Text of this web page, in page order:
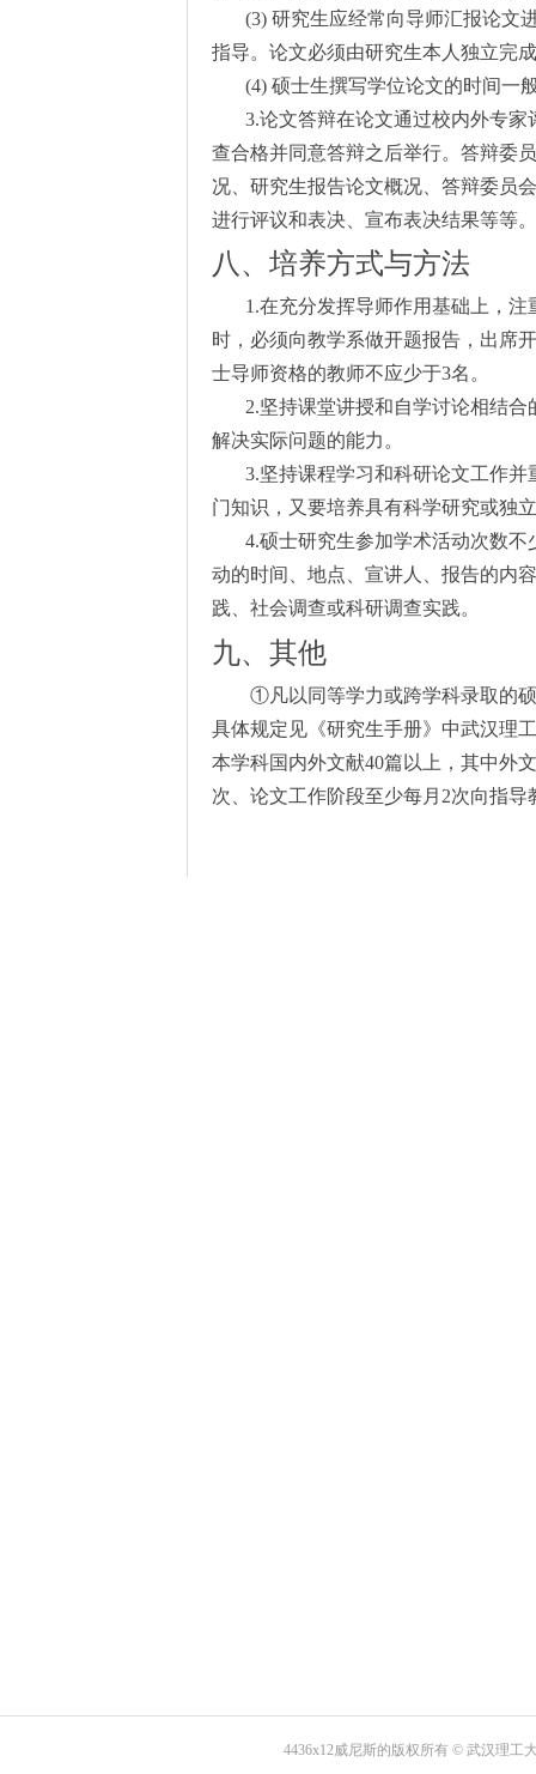
(3) 研究生应经常向导师汇报论文
指导。论文必须由研究生本人独立完
(4) 硕士生撰写学位论文的时间一
3.论文答辩在论文通过校内外专
查合格并同意答辩之后举行。答辩委
况、研究生报告论文概况、答辩委员
进行评议和表决、宣布表决结果等等。
八、培养方式与方法
1.在充分发挥导师作用基础上，
时，必须向教学系做开题报告，出席
士导师资格的教师不应少于3名。
2.坚持课堂讲授和自学讨论相结
解决实际问题的能力。
3.坚持课程学习和科研论文工作
门知识，又要培养具有科学研究或独
4.硕士研究生参加学术活动次数不
动的时间、地点、宣讲人、报告的内
践、社会调查或科研调查实践。
九、其他
①凡以同等学力或跨学科录取的
具体规定见《研究生手册》中武汉理
本学科国内外文献40篇以上，其中外
次、论文工作阶段至少每月 2次向指导
4436x12威尼斯的版权所有 © 武汉理工